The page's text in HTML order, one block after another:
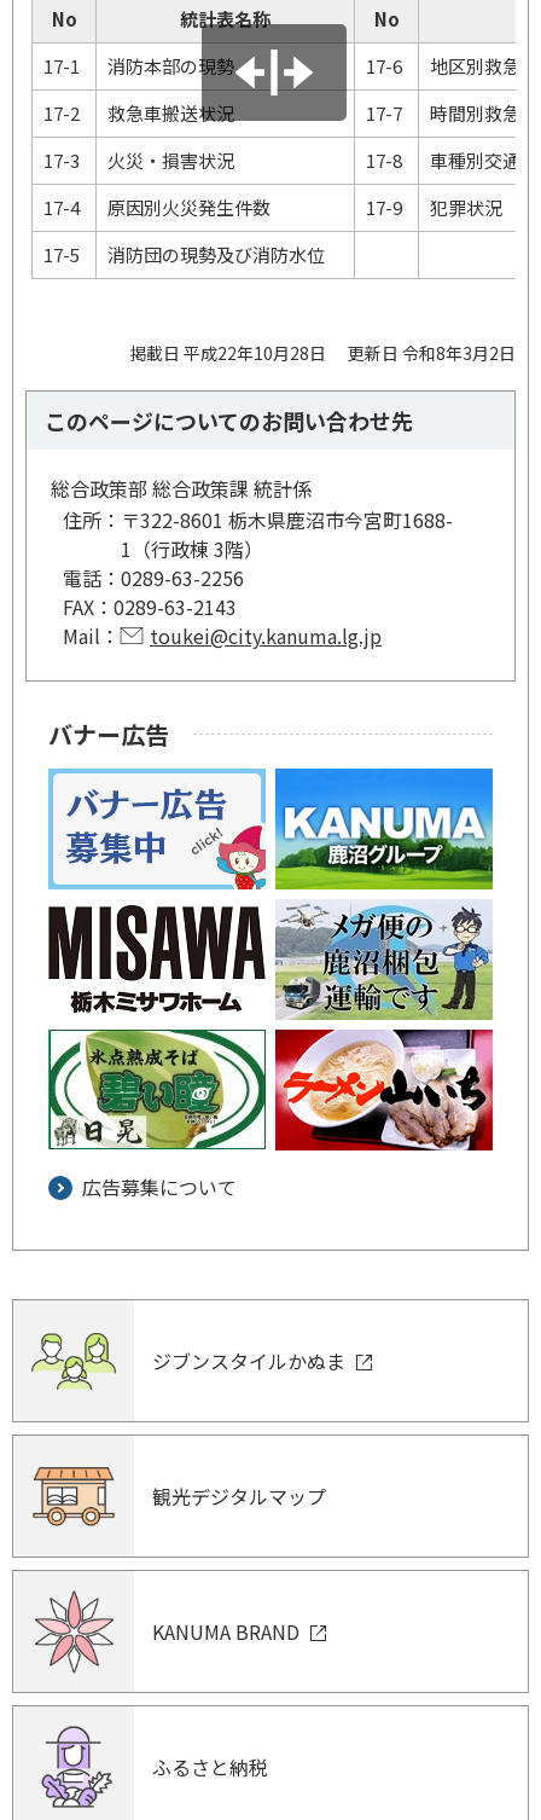
No 統計表名称
No
17-1
消防本部の現勢 17-6
地区別救急
17-2
救急車搬送状況 17-7
時間別救急
17-3
火災・損害状況 17-8
車種別交通
17-4
原因別火災発生件数 17-9
犯罪状況
17-5
消防団の現勢及び消防水位
掲載日 平成22年10月28日 更新日 令和8年3月2日
このページについてのお問い合わせ先
総合政策部 総合政策課 統計係
住所： 〒322-8601 栃木県鹿沼市今宮町1688-
1（行政棟 3階）
電話： 0289-63-2256
FAX： 0289-63-2143
Mail：
toukei@city.kanuma.lg.jp
バナー広告
広告募集について
ジブンスタイルかぬま
観光デジタルマップ
KANUMA BRAND
ふるさと納税